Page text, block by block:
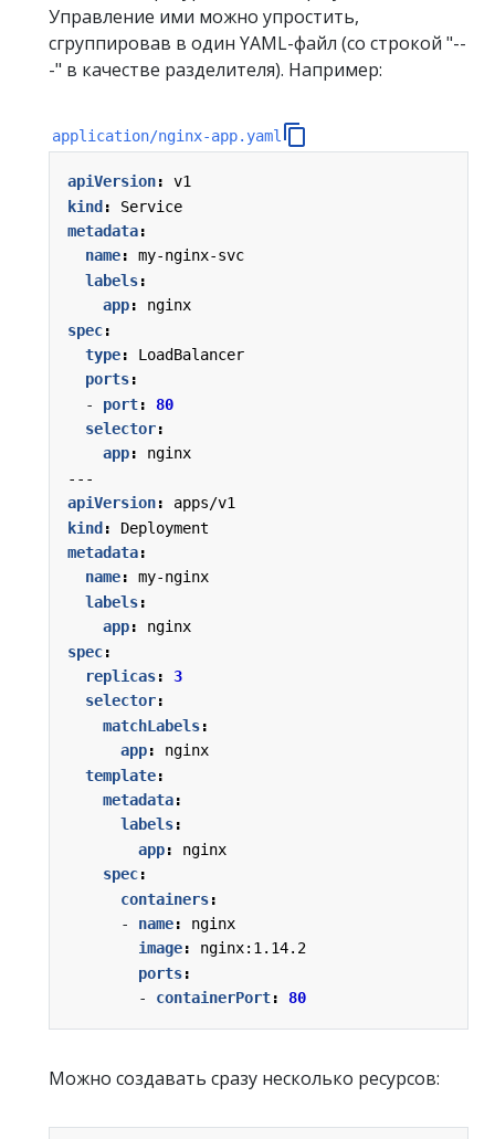
Управление ими можно упростить,
сгруппировав в один YAML-файл (со строкой "--
-" в качестве разделителя). Например:
application/nginx-app.yaml
apiVersion:
v1
kind:
Service
metadata:
name:
my-nginx-svc
labels:
app:
nginx
spec:
type:
LoadBalancer
ports:
- port:
80
selector:
app:
nginx
---
apiVersion:
apps/v1
kind :
Deployment
metadata:
name:
my-nginx
labels:
app:
nginx
spec:
replicas:
3
selector:
matchLabels:
app:
nginx
template:
metadata:
labels:
app:
nginx
spec:
containers:
- name:
nginx
image:
nginx:1.14.2
ports:
- containerPort: 80
Можно создавать сразу несколько ресурсов: